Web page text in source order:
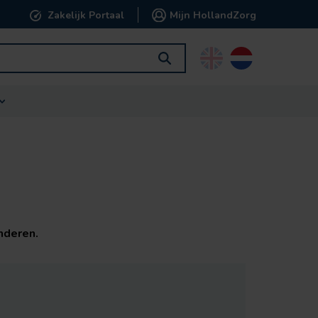
Zakelijk Portaal Mijn HollandZorg
EnglishNederlands